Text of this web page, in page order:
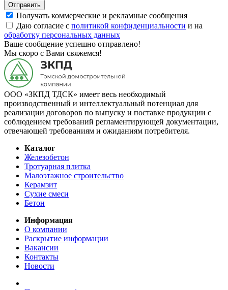
Отправить
Получать коммерческие и рекламные сообщения
Даю согласие с политикой конфиденциальности и на
обработку персональных данных
Ваше сообщение успешно отправлено!
Мы скоро с Вами свяжемся!
ООО «ЗКПД ТДСК» имеет весь необходимый
производственный и интеллектуальный потенциал для
реализации договоров по выпуску и поставке продукции с
соблюдением требований регламентирующей документации,
отвечающей требованиям и ожиданиям потребителя.
Каталог
Железобетон
Тротуарная плитка
Малоэтажное строительство
Керамзит
Сухие смеси
Бетон
Информация
О компании
Раскрытие информации
Вакансии
Контакты
Новости